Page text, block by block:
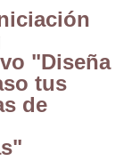
"Diseña
tus
de